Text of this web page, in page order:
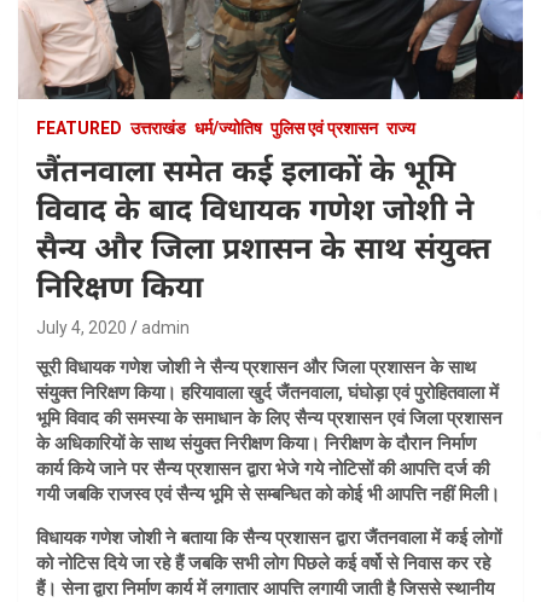
FEATURED उत्तराखंड धर्म/ज्योतिष पुलिस एवं प्रशासन राज्य
जैंतनवाला समेत कई इलाकों के भूमि
विवाद के बाद विधायक गणेश जोशी ने
सैन्य और जिला प्रशासन के साथ संयुक्त
निरिक्षण किया
July 4, 2020 admin
सूरी विधायक गणेश जोशी ने सैन्य प्रशासन और जिला प्रशासन के साथ
संयुक्त निरिक्षण किया। हरियावाला खुर्द जैंतनवाला, घंघोड़ा एवं पुरोहितवाला में
भूमि विवाद की समस्या के समाधान के लिए सैन्य प्रशासन एवं जिला प्रशासन
के अधिकारियों के साथ संयुक्त निरीक्षण किया। निरीक्षण के दौरान निर्माण
कार्य किये जाने पर सैन्य प्रशासन द्वारा भेजे गये नोटिसों की आपत्ति दर्ज की
गयी जबकि राजस्व एवं सैन्य भूमि से सम्बन्धित को कोई भी आपत्ति नहीं मिली।
विधायक गणेश जोशी ने बताया कि सैन्य प्रशासन द्वारा जैंतनवाला में कई लोगों
को नोटिस दिये जा रहे हैं जबकि सभी लोग पिछले कई वर्षो से निवास कर रहे
हैं। सेना द्वारा निर्माण कार्य में लगातार आपत्ति लगायी जाती है जिससे स्थानीय